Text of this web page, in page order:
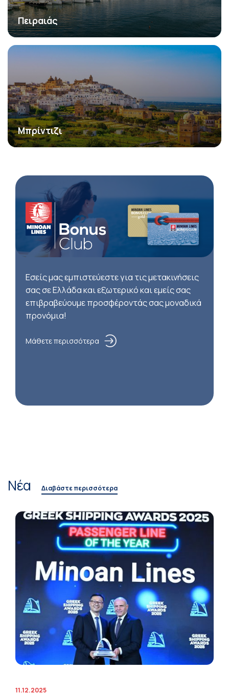
Πειραιάς
Μπρίντιζι
Εσείς μας εμπιστεύεστε για τις μετακινήσεις
σας σε Ελλάδα και εξωτερικό και εμείς σας
επιβραβεύουμε προσφέροντάς σας μοναδικά
προνόμια!
Μάθετε περισσότερα
Νέα Διαβάστε περισσότερα
11.12.2025